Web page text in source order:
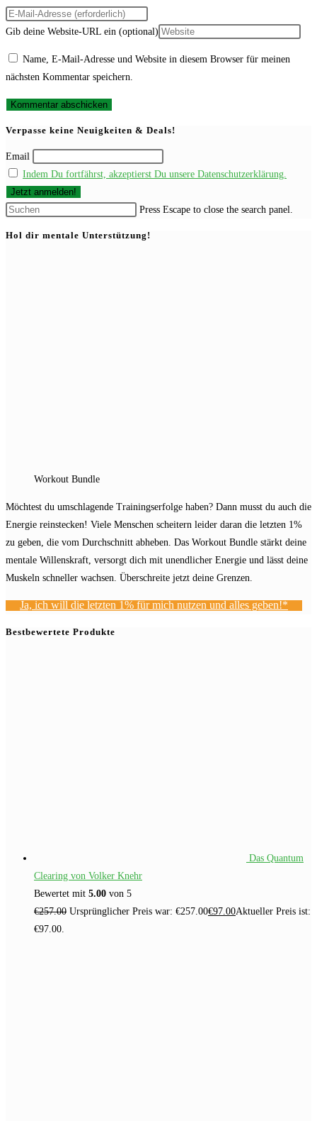
Gib deine Website-URL ein (optional)
Name, E-Mail-Adresse und Website in diesem Browser für meinen
nächsten Kommentar speichern.
Verpasse keine Neuigkeiten & Deals!
Email
Indem Du fortfährst, akzeptierst Du unsere Datenschutzerklärung.
Press Escape to close the search panel.
Hol dir mentale Unterstützung!
Workout Bundle
Möchtest du umschlagende Trainingserfolge haben? Dann musst du auch die
Energie reinstecken! Viele Menschen scheitern leider daran die letzten 1%
zu geben, die vom Durchschnitt abheben. Das Workout Bundle stärkt deine
mentale Willenskraft, versorgt dich mit unendlicher Energie und lässt deine
Muskeln schneller wachsen. Überschreite jetzt deine Grenzen.
Ja, ich will die letzten 1% für mich nutzen und alles geben!*
Bestbewertete Produkte
Das Quantum
Clearing von Volker Knehr
Bewertet mit 5.00 von 5
€257.00 Ursprünglicher Preis war: €257.00€97.00Aktueller Preis ist:
€97.00.